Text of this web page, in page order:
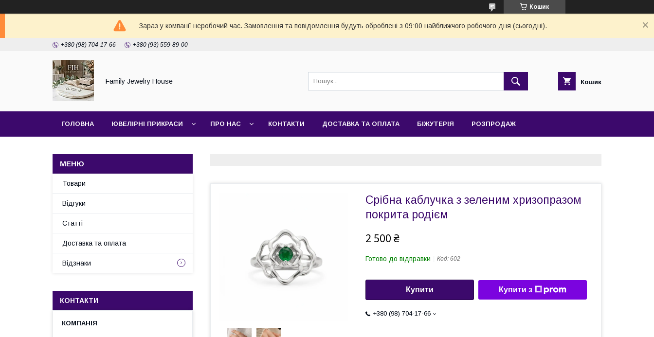
Кошик
Зараз у компанії неробочий час. Замовлення та повідомлення будуть оброблені з 09:00 найближчого робочого дня (сьогодні).
+380 (98) 704-17-66 +380 (93) 559-89-00
Family Jewelry House Кошик
ГОЛОВНА ЮВЕЛІРНІ ПРИКРАСИ ПРО НАС КОНТАКТИ ДОСТАВКА ТА ОПЛАТА БІЖУТЕРІЯ РОЗПРОДАЖ
Срібна каблучка з зеленим хризопразом
покрита родієм
2 500 ₴
Готово до відправки Код: 602
Купити Купити з
+380 (98) 704-17-66
Товари
Відгуки
Статті
Доставка та оплата
Відзнаки
КОНТАКТИ